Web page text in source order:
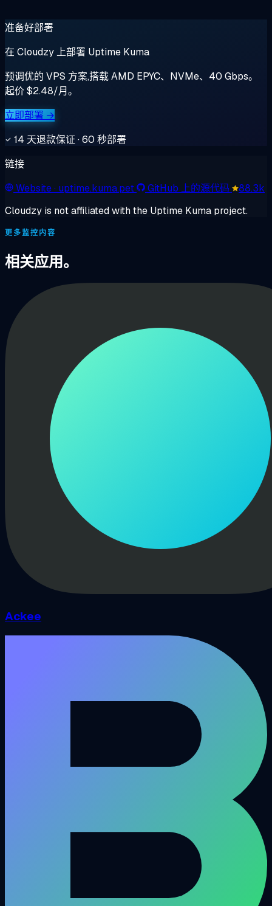
准备好部署
在 Cloudzy 上部署 Uptime Kuma
预调优的 VPS 方案,搭载 AMD EPYC、NVMe、40 Gbps。
起价 $2.48/月。
立即部署 →
14 天退款保证 · 60 秒部署
链接
Website· uptime.kuma.pet GitHub 上的源代码
88.3k
Cloudzy is not affiliated with the Uptime Kuma project.
更多监控内容
相关应用。
Ackee